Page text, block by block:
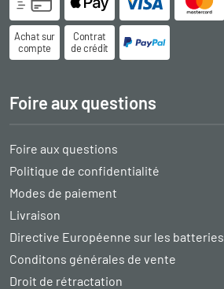
Achat sur
compte
Contrat
de crédit
Foire aux questions
Foire aux questions
Politique de confidentialité
Modes de paiement
Livraison
Directive Européenne sur les batteries
Conditons générales de vente
Droit de rétractation